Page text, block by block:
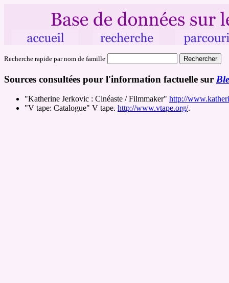
Recherche rapide par nom de famille
Sources consultées pour l'information factuelle sur
"Katherine Jerkovic : Cinéaste / Filmmaker" http://
"V tape: Catalogue" V tape. http://www.vtape.org/.